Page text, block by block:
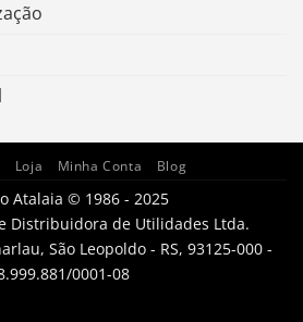
Loja Minha Conta Blog
Atalaia © 1986 - 2025
Distribuidora de Utilidades Ltda.
São Leopoldo - RS, 93125-000 -
0001-08